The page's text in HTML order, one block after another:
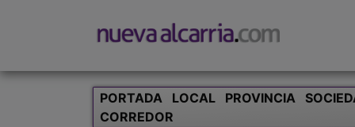
PORTADA LOCAL PROVINCIA
CORREDOR